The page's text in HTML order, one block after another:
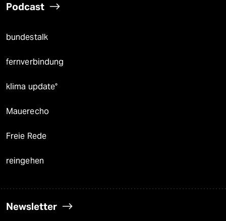
Podcast
bundestalk
fernverbindung
klima update°
Mauerecho
Freie Rede
reingehen
Newsletter